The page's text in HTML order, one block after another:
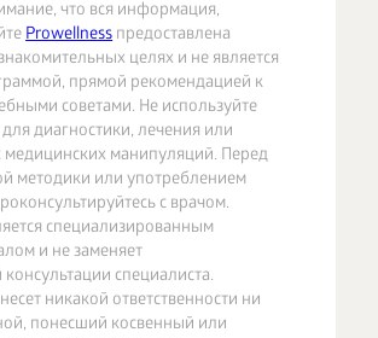
что вся информация,
Prowellnessпредоставлена
целях и не является
прямой рекомендацией к
советами. Не используйте
диагностики, лечения или
манипуляций. Перед
методики или употреблением
с врачом.
специализированным
и не заменяет
специалиста.
никакой ответственности ни
понесший косвенный или